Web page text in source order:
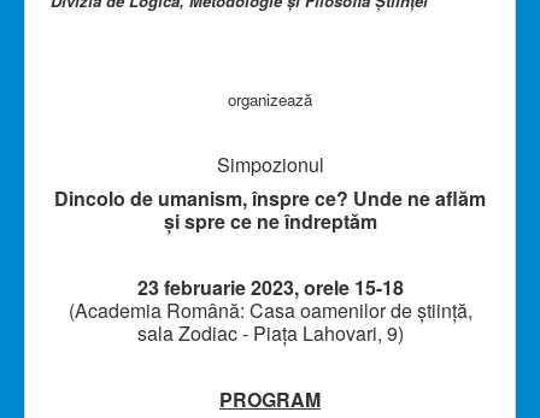
organizează
Simpozionul
Dincolo de umanism, înspre ce? Unde ne aflăm
și spre ce ne îndreptăm
23 februarie 2023,orele 15-18
(Academia Română: Casa oamenilor de știință,
sala Zodiac - Piața Lahovari, 9)
PROGRAM